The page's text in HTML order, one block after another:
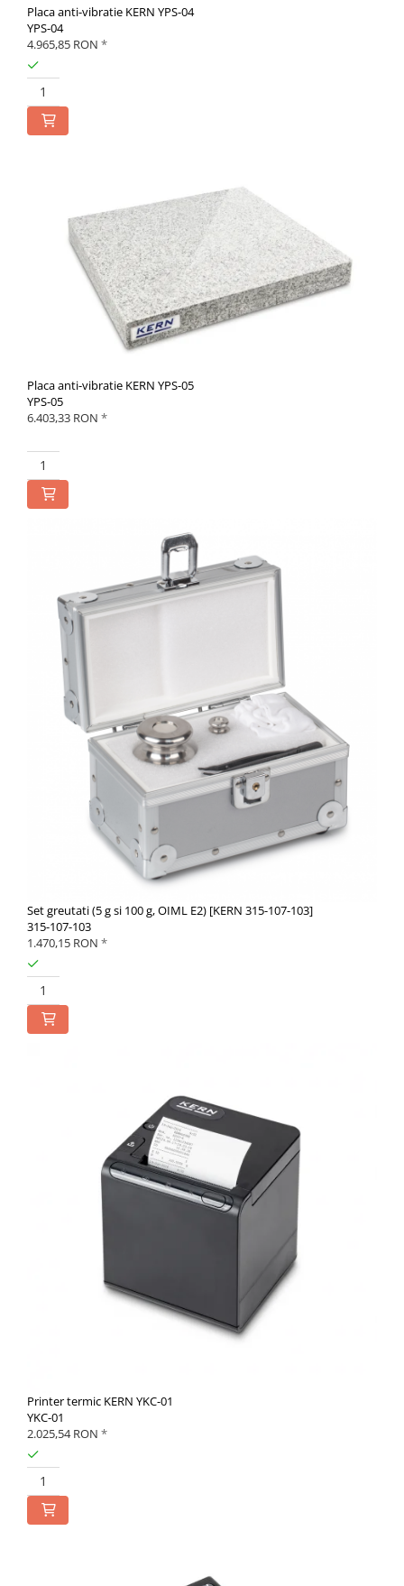
Placa anti-vibratie KERN YPS-04
YPS-04
4.965,85 RON *
Placa anti-vibratie KERN YPS-05
YPS-05
6.403,33 RON *
Set greutati (5 g si 100 g, OIML E2) [KERN 315-107-103]
315-107-103
1.470,15 RON *
Printer termic KERN YKC-01
YKC-01
2.025,54 RON *